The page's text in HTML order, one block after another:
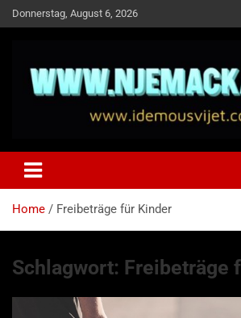
Skip
to
Donnerstag, August 6, 2026
Idemo u Svijet-
Home Freibeträge für Kinder
Schlagwort: Freibeträge